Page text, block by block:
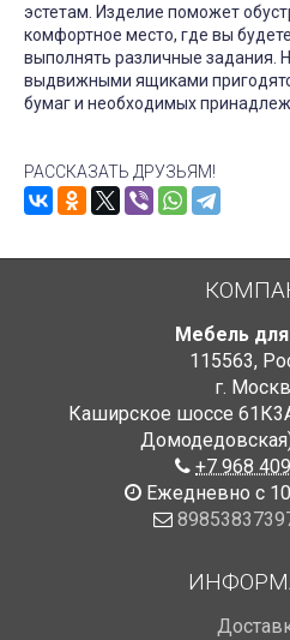
эстетам. Изделие поможет
комфортное место, где вы
выполнять различные задания.
выдвижными ящиками
бумаг и необходимых
РАССКАЗАТЬ ДРУЗЬЯМ!
Мебель
115563,
г.
Каширское шоссе
+7 968
Ежедневно с